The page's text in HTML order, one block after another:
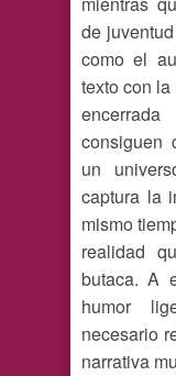
de
como el
texto con
consiguen
un
captura la
mismo
realidad
butaca. A
humor
necesario
narrativa